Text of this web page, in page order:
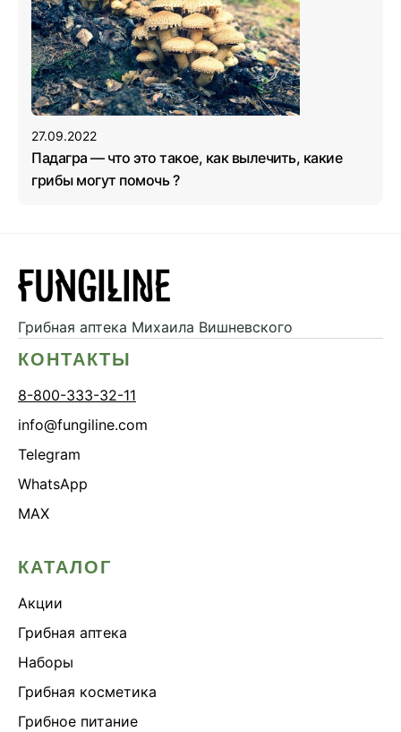
27.09.2022
Падагра — что это такое, как вылечить, какие
грибы могут помочь ?
Грибная аптека Михаила Вишневского
КОНТАКТЫ
8-800-333-32-11
info@fungiline.com
Telegram
WhatsApp
MAX
КАТАЛОГ
Акции
Грибная аптека
Наборы
Грибная косметика
Грибное питание